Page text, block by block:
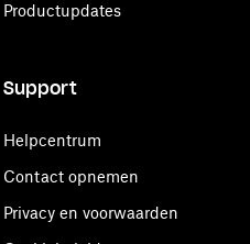
Productupdates
Support
Helpcentrum
Contact opnemen
Privacy en voorwaarden